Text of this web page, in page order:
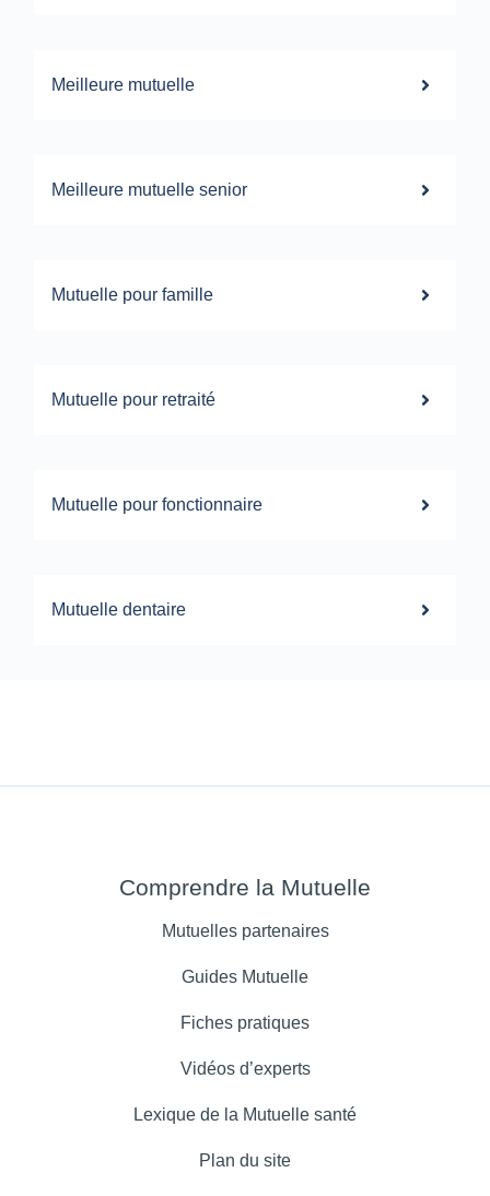
Meilleure mutuelle
Meilleure mutuelle senior
Mutuelle pour famille
Mutuelle pour retraité
Mutuelle pour fonctionnaire
Mutuelle dentaire
Comprendre la Mutuelle
Mutuelles partenaires
Guides Mutuelle
Fiches pratiques
Vidéos d’experts
Lexique de la Mutuelle santé
Plan du site